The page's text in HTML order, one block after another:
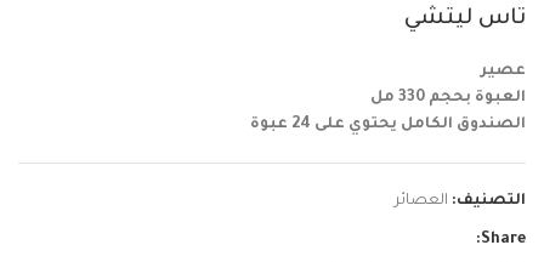
تاس ليتشي
عصير
العبوة بحجم 330 مل
الصندوق الكامل يحتوي على 24 عبوة
التصنيف: العصائر
Share: